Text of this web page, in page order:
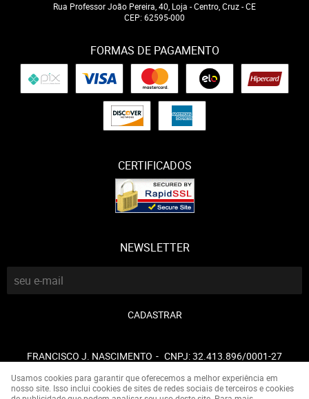
Rua Professor João Pereira, 40, Loja -Centro, Cruz-CE
CEP: 62595-000
FORMAS DE PAGAMENTO
CERTIFICADOS
NEWSLETTER
CADASTRAR
FRANCISCO J. NASCIMENTO CNPJ: 32.413.896/0001-27
Usamos cookies para garantir que oferecemos a melhor experiência em
nosso site. Isso inclui cookies de sites de redes sociais de terceiros e cookies